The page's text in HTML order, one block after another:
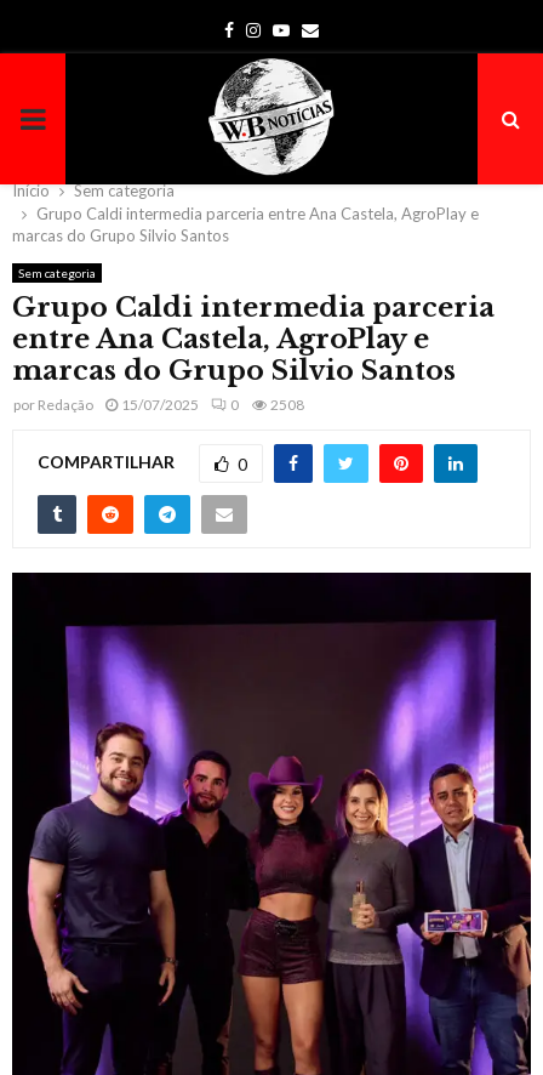
Facebook
Instagram
Youtube
Email
PRIMARY
MENU
Início
Sem categoria
Grupo Caldi intermedia parceria entre Ana Castela, AgroPlay e
marcas do Grupo Silvio Santos
Sem categoria
Grupo Caldi intermedia parceria
entre Ana Castela, AgroPlay e
marcas do Grupo Silvio Santos
por Redação 15/07/2025 0 2508
COMPARTILHAR 0